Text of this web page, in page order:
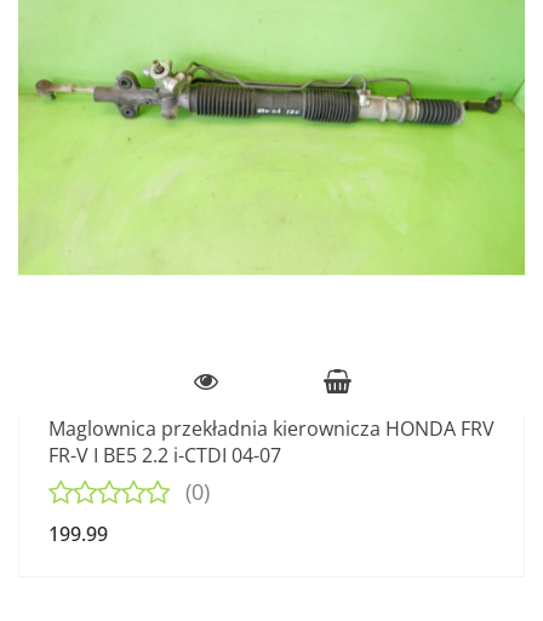
Maglownica przekładnia kierownicza HONDA FRV
FR-V I BE5 2.2 i-CTDI 04-07
(0)
199.99